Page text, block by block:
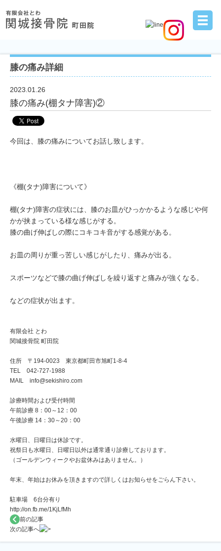
膝の痛み詳細
2023.01.26
膝の痛み(棚タナ障害)②
今回は、膝の痛みについてお話し致します。
《棚(タナ)障害について》
棚(タナ)障害の症状には、膝のお皿がひっかかるような感じや何
かが挟まっている様な感じがする。
膝の曲げ伸ばしの際にコキコキ音がする感覚がある。
お皿の周りが重っ苦しい感じがしたり、痛みが出る。
スポーツなどで膝の曲げ伸ばしを繰り返すと痛みが強くなる。
などの症状が出ます。
有限会社 とわ
関城接骨院 町田院
住所 〒194-0023 東京都町田市旭町1-8-4
TEL 042-727-1988
MAIL info@sekishiro.com
診療時間および受付時間
午前診療 8：00～12：00
午後診療 14：30～20：00
水曜日、日曜日は休診です。
祝祭日も水曜日、日曜日以外は通常通り診療しております。
（ゴールデンウィークやお盆休みはありません。）
年末、年始はお休みを頂きますので詳しくはお知らせをごらん下さい。
駐車場 6台分有り
http://on.fb.me/1KjLfMh
前の記事
次の記事へ